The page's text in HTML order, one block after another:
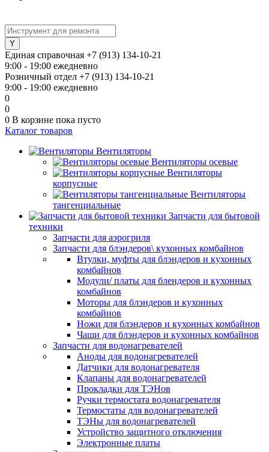
Единая справочная +7 (913) 134-10-21
9:00 - 19:00 ежедневно
Розничный отдел +7 (913) 134-10-21
9:00 - 19:00 ежедневно
0
0
0 В корзине пока пусто
Каталог товаров
Вентиляторы
Вентиляторы осевые
Вентиляторы
корпусные
Вентиляторы
тангенциальные
Запчасти для бытовой
техники
Запчасти для аэрогриля
Запчасти для блэндеров\ кухонных комбайнов
Втулки, муфты для блэндеров и кухонных
комбайнов
Модули/ платы для блендеров и кухонных
комбайнов
Моторы для блэндеров и кухонных
комбайнов
Ножи для блэндеров и кухонных комбайнов
Чаши для блэндеров и кухонных комбайнов
Запчасти для водонагревателей
Аноды для водонагревателей
Датчики для водонагревателя
Клапаны для водонагревателей
Прокладки для ТЭНов
Ручки термостата водонагревателя
Термостаты для водонагревателей
ТЭНы для водонагревателей
Устройство защитного отключения
Электронные платы